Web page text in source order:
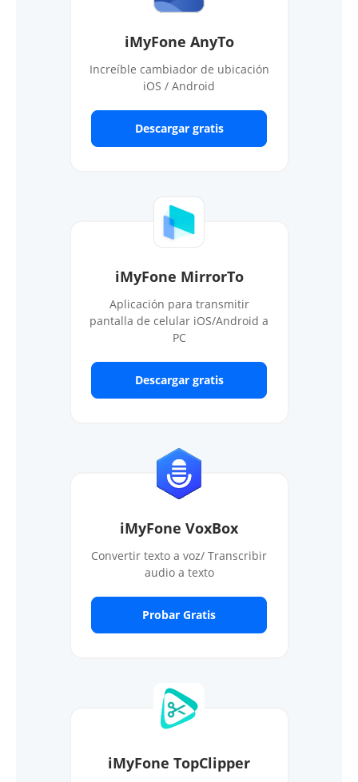
iMyFone AnyTo
Increíble cambiador de ubicación
iOS / Android
Descargar gratis
iMyFone MirrorTo
Aplicación para transmitir
pantalla de celular iOS/Android a
PC
Descargar gratis
iMyFone VoxBox
Convertir texto a voz/ Transcribir
audio a texto
Probar Gratis
iMyFone TopClipper